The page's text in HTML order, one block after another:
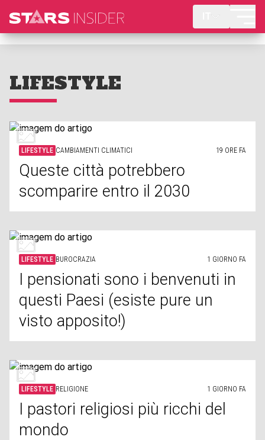
LIFESTYLE
LIFESTYLE CAMBIAMENTI CLIMATICI 19 ORE FA
Queste città potrebbero
scomparire entro il 2030
LIFESTYLE BUROCRAZIA 1 GIORNO FA
I pensionati sono i benvenuti in
questi Paesi (esiste pure un
visto apposito!)
LIFESTYLE RELIGIONE 1 GIORNO FA
I pastori religiosi più ricchi del
mondo